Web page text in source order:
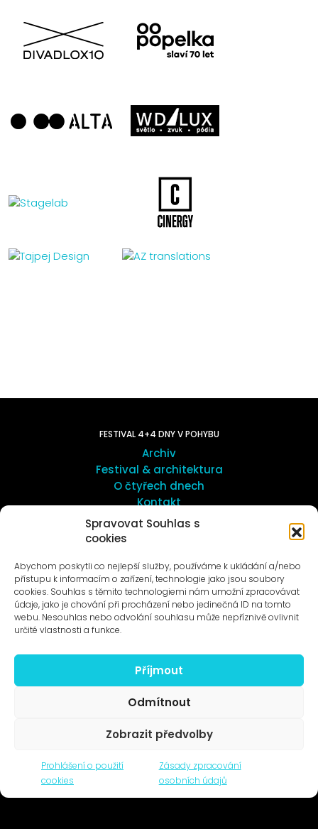
Spravovat Souhlas s
cookies
Abychom poskytli co nejlepší služby, používáme k ukládání a/nebo
přístupu k informacím o zařízení, technologie jako jsou soubory
cookies. Souhlas s těmito technologiemi nám umožní zpracovávat
údaje, jako je chování při procházení nebo jedinečná ID na tomto
webu. Nesouhlas nebo odvolání souhlasu může nepříznivě ovlivnit
určité vlastnosti a funkce.
Příjmout
Odmítnout
Zobrazit předvolby
Prohlášení o použití
cookies
Zásady zpracování
osobních údajů
FESTIVAL 4+4 DNY V POHYBU
Archiv
Festival & architektura
O čtyřech dnech
Kontakt
O umění v Motole
Novinky na e-mail
© 1996–2025
Čtyři dny, z.s. / Four Days association